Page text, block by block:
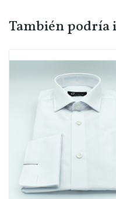
También podría